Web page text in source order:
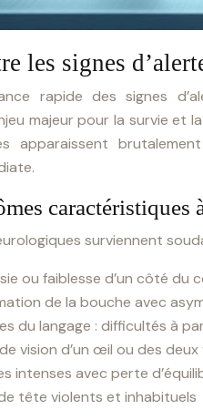
les signes
rapide des signes
majeur pour la survie et
apparaissent
caractéristiques
surviennent
ou faiblesse d’un côté du
de la bouche avec
du langage : difficultés à
vision d’un œil ou des deux
intenses avec perte
tête violents et inhabituels